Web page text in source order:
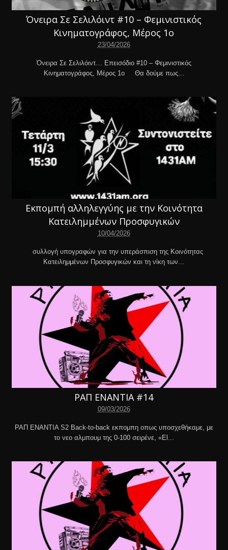
Όνειρα Σε Σελιλόιντ #10 – Φεμινιστικός
Κινηματογράφος, Μέρος 1ο
23/04/2026
Όνειρα Σε Σελιλόιντ… Επεισόδιο #10 – Φεμινιστικός
Κινηματογράφος, Μέρος 1ο Θα δούμε πως...
Eκπομπή αλληλεγγύης με την Κοινότητα
Κατειλημμένων Προσφυγικών
10/04/2026
συλλογή υπογραφών για την υπεράσπιση της Κοινότητας
Κατειλημμένων Προσφυγικών και τη νίκη των...
ΡΑΠ ΕΝΑΝΤΙΑ #14
09/03/2026
ΡΑΠ ΕΝΑΝΤΙΑ S2 Back-to-back εκπομπη οπως υποσχεθήκαμε, με
το νεο αλμπουμ της 0-100 σειρένε, «El...